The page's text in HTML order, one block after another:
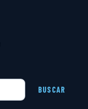
BUSCAR